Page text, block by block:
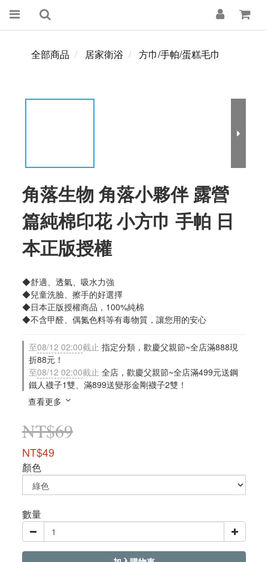
全部商品 居家衛浴 方巾/手帕/蛋糕毛巾
角落生物 角落小夥伴 露營
篇純棉印花 小方巾 手帕 日
本正版授權
◆舒適、透氣、吸水力強
◆兒童洗臉、擦手的好選擇
◆日本正版授權商品，100%純棉
◆不含甲醛、偶氮色料等有毒物質，讓您用的安心
至08/12 02:00截止 指定分類，歡慶父親節~全店滿888現
折88元！
至08/12 02:00截止 全店，歡慶父親節~全店滿499元送鋼
鐵人襪子1雙、滿899送變形金剛襪子2雙！
查看更多
NT$69
NT$49
顏色
數量